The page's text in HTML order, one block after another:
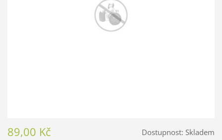
Dostupnost: Skladem
89,00 Kč